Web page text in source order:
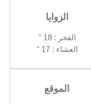
الزوايا
الفجر : 18 °
العشاء : 17 °
الموقع